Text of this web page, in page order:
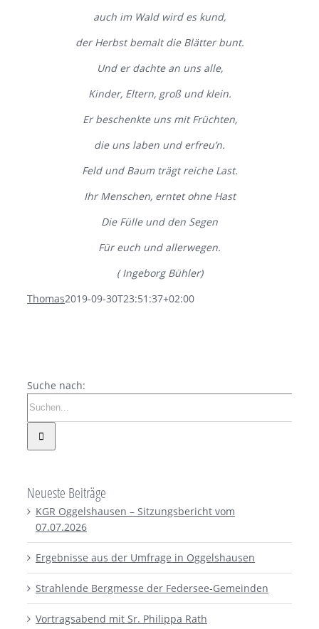
auch im Wald wird es kund,
der Herbst bemalt die Blätter bunt.
Und er dachte an uns alle,
Kinder, Eltern, groß und klein.
Er beschenkte uns mit Früchten,
die uns laben und erfreu’n.
Feld und Baum trägt reiche Last.
Ihr Menschen, erntet ohne Hast
Die Fülle und den Segen
Für euch und allerwegen.
( Ingeborg Bühler)
Thomas2019-09-30T23:51:37+02:00
Suche nach:
Neueste Beiträge
KGR Oggelshausen – Sitzungsbericht vom
07.07.2026
Ergebnisse aus der Umfrage in Oggelshausen
Strahlende Bergmesse der Federsee-Gemeinden
Vortragsabend mit Sr. Philippa Rath